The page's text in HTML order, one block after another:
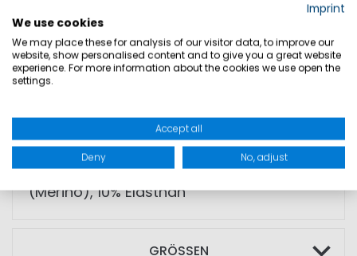
• Dehnbar
• feuchtigkeitsregulierende Eigenschaften
• weiches Material für hohen
• leichtes Gewicht
MATERIAL: 70% Polyester, 20% Wolle
(Merino), 10% Elasthan
GRÖSSEN
Imprint
We use cookies
We may place these for analysis of our visitor data, to improve our
website, show personalised content and to give you a great website
experience. For more information about the cookies we use open the
settings.
Accept all
Deny No, adjust